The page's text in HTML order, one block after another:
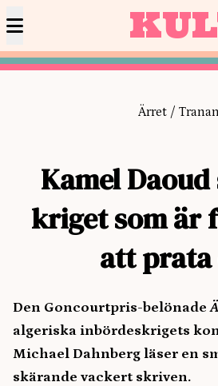
Ärret / Tranan
Kamel
kriget som är
att prata
Den Goncourtpris-belönade
algeriska inbördeskrigets
Michael Dahnberg läser en
skärande vackert skriven.